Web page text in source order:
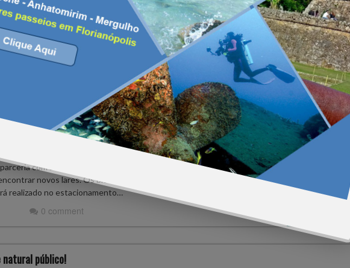
à Poa!
inédita entre Florianópolis e Porto Alegre (RS) a partir do dia 1º de setembro, com dois
comercializada com ida a partir de R$ 79,90. Acesse o site da Azul para mais
Read More >>
amigo!
de animais do Continente Shopping, em São José, ocorre nos dias 22 e 23 de agosto,
com a Aprap (Amigos e Protetores dos Animais de Palhoça), cerca de 30 cães e
novos lares. Os bichinhos já estão vacinados, desverminados e, dependendo da
realizado no estacionamento…
0 comment
natural público!